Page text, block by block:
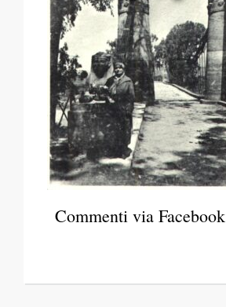
Commenti via Facebook